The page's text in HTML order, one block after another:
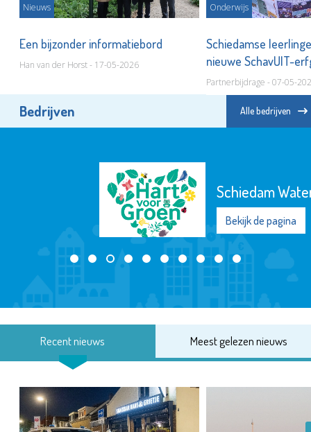
Nieuws
Een bijzonder informatiebord
Han van der Horst - 17-05-2026
Onderwijs
Schiedamse
nieuwe SchavUIT-
Partnerbijdrage - 07-05-
Bedrijven Alle bedrijven
Schiedam Waterklaar
Bekijk de pagina
Recent nieuws Meest gelezen nieuws